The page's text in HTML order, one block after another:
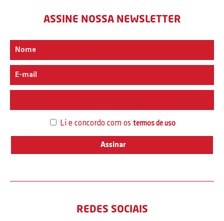
ASSINE NOSSA NEWSLETTER
Li e concordo com os termos de uso
REDES SOCIAIS